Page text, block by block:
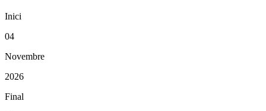
Inici
04
Novembre
2026
Final